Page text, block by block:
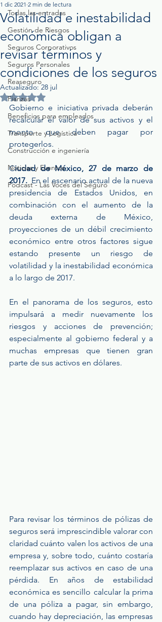
Todas las entradas
Gestión de Riesgos
Seguros Corporativos
Seguros Personales
Reaseguro
Fianzas
Beneficios para empleados
Transporte y Logística
Construcción e ingeniería
Noticias y Eventos
Podcast - Las Voces del Seguro
Volatilidad e inestabilidad
económica obligan a
revisar términos y
condiciones de los seguros
1 dic 2021 2 min de lectura
Actualizado:28 jul
Obtuvo NaN de 5 estrellas.
Gobierno e iniciativa privada deberán
recalcular el valor de sus activos y el
monto que deben pagar por
protegerlos.
Ciudad de México, 27 de marzo de
2017. En el escenario actual de la nueva
presidencia de Estados Unidos, en
combinación con el aumento de la
deuda externa de México,
proyecciones de un débil crecimiento
económico entre otros factores sigue
estando presente un riesgo de
volatilidad y la inestabilidad económica
a lo largo de 2017.
En el panorama de los seguros, esto
impulsará a medir nuevamente los
riesgos y acciones de prevención;
especialmente al gobierno federal y a
muchas empresas que tienen gran
parte de sus activos en dólares.
Para revisar los términos de pólizas de
seguros será imprescindible valorar con
claridad cuánto valen los activos de una
empresa y, sobre todo, cuánto costaría
reemplazar sus activos en caso de una
pérdida. En años de estabilidad
económica es sencillo calcular la prima
de una póliza a pagar, sin embargo,
cuando hay depreciación, las empresas